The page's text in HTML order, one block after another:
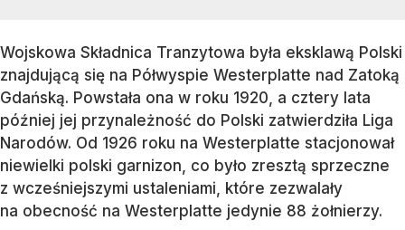
Wojskowa Składnica Tranzytowa była eksklawą Polski
znajdującą się na Półwyspie Westerplatte nad Zatoką
Gdańską. Powstała ona w roku 1920, a cztery lata
później jej przynależność do Polski zatwierdziła Liga
Narodów. Od 1926 roku na Westerplatte stacjonował
niewielki polski garnizon, co było zresztą sprzeczne
z wcześniejszymi ustaleniami, które zezwalały
na obecność na Westerplatte jedynie 88 żołnierzy.